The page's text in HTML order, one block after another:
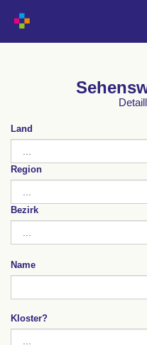
Land
Region
Bezirk
Name
Kloster?